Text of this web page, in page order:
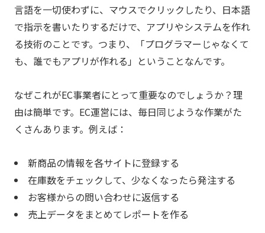
言語を一切使わずに、マウスでクリックしたり、日本語
で指示を書いたりするだけで、アプリやシステムを作れ
る技術のことです。つまり、「プログラマーじゃなくて
も、誰でもアプリが作れる」ということなんです。
なぜこれがEC事業者にとって重要なのでしょうか？理
由は簡単です。EC運営には、毎日同じような作業がた
くさんあります。例えば：
新商品の情報を各サイトに登録する
在庫数をチェックして、少なくなったら発注する
お客様からの問い合わせに返信する
売上データをまとめてレポートを作る